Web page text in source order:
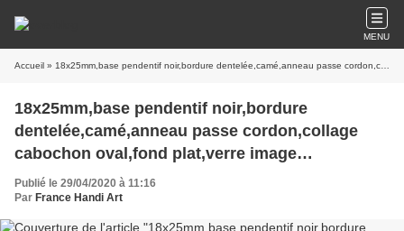
MENU
Accueil » 18x25mm,base pendentif noir,bordure dentelée,camé,anneau passe cordon,collage cabochon oval,fond plat,verre image fimo,fourniture bricolage mercerie,diy bijou accessoire décoration,scrapbooking,gothique vintage retro,baroque punk kawaii,boheme victorien edouardien,ateliers du fait mains
18x25mm,base pendentif noir,bordure
dentelée,camé,anneau passe cordon,collage
cabochon oval,fond plat,verre image
fimo,fourniture bricolage mercerie,diy bijou
accessoire décoration,scrapbooking,gothique
vintage retro,baroque punk kawaii,boheme
Publié le 29/04/2020 à 11:16
Par France Handi Art